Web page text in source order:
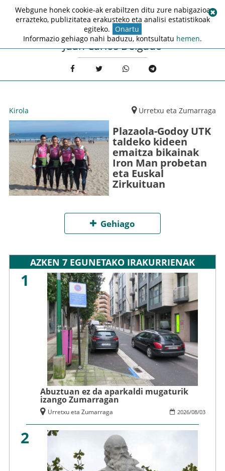
Juan Carlos Delgado
Kirola Urretxu eta Zumarraga
Plazaola-Godoy UTK
taldeko kideen
emaitza bikainak
Iron Man probetan
eta Euskal
Zirkuituan
Gehiago
AZKEN 7 EGUNETAKO IRAKURRIENAK
1
Abuztuan ez da aparkaldi mugaturik
izango Zumarragan
2026/08/03
Urretxu eta Zumarraga
2
Webgune honek cookie-ak erabiltzen ditu zure nabigazioa
errazteko, publizitatea erakusteko eta analisi estatistikoak
egiteko. Onartu
Informazio gehiago nahi baduzu, kontsultatu hemen.